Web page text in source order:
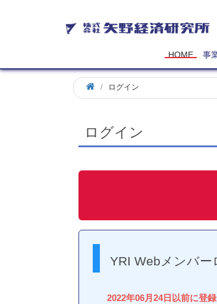
矢
野
研
究
所
HOME 事
ログイン
ログイン
YRI Webメンバー
2022年06月24日以前に登